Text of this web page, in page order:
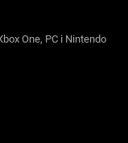
One, PC i Nintendo